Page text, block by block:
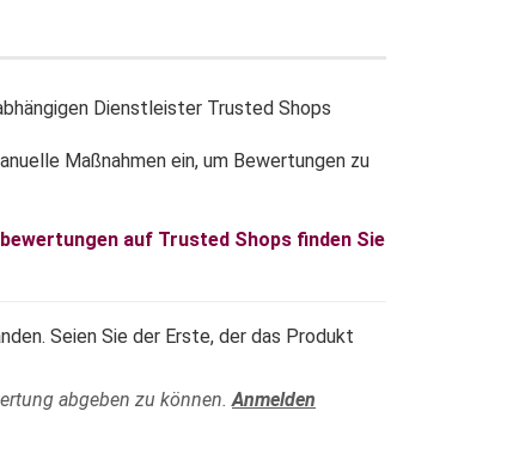
Dienstleister Trusted Shops
Maßnahmen ein, um Bewertungen zu
auf Trusted Shops finden Sie
Seien Sie der Erste, der das Produkt
abgeben zu können.Anmelden